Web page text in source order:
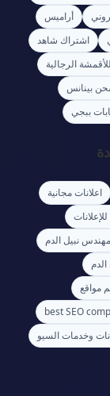
أراميس
اشتراك شاهد
الرجالية
بينانس
ببجي
اعلانات مجانية
نبيل الدم
مواقع
best SEO
وخدمات السيو